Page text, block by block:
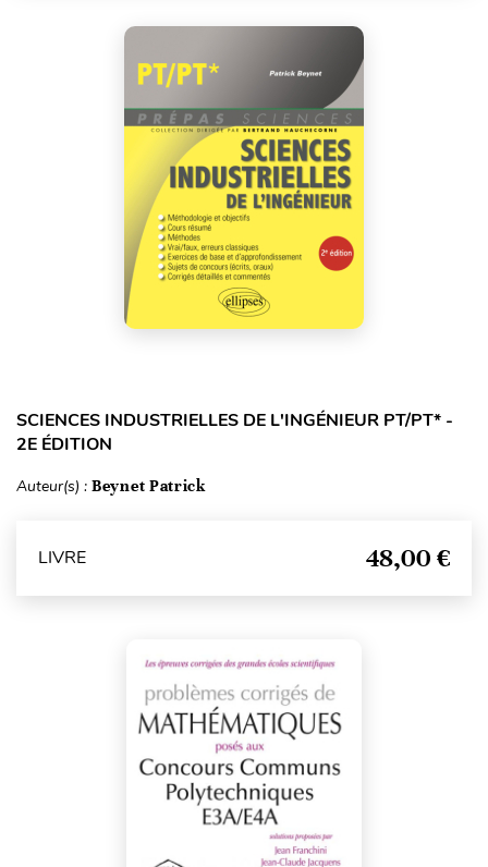
SCIENCES INDUSTRIELLES DE L'INGÉNIEUR PT/PT* -
2E ÉDITION
Auteur(s) : Beynet Patrick
LIVRE 48,00 €